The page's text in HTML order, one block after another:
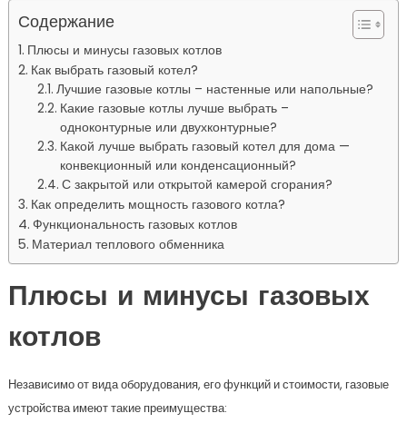
Содержание
Плюсы и минусы газовых котлов
Как выбрать газовый котел?
Лучшие газовые котлы – настенные или напольные?
Какие газовые котлы лучше выбрать –
одноконтурные или двухконтурные?
Какой лучше выбрать газовый котел для дома —
конвекционный или конденсационный?
С закрытой или открытой камерой сгорания?
Как определить мощность газового котла?
Функциональность газовых котлов
Материал теплового обменника
Плюсы и минусы газовых
котлов
Независимо от вида оборудования, его функций и стоимости, газовые
устройства имеют такие преимущества: